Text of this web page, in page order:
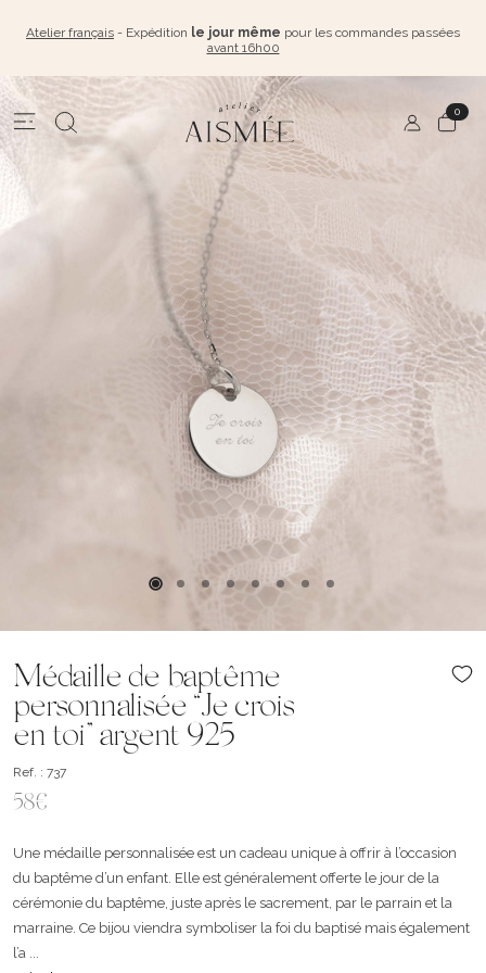
Atelier français - Expédition le jour même pour les commandes passées
avant 16h00
0
Médaille de baptême
personnalisée “Je crois
en toi” argent 925
Ref. : 737
58€
Une médaille personnalisée est un cadeau unique à offrir à l’occasion
du baptême d’un enfant. Elle est généralement offerte le jour de la
cérémonie du baptême, juste après le sacrement, par le parrain et la
marraine. Ce bijou viendra symboliser la foi du baptisé mais également
l’a ...